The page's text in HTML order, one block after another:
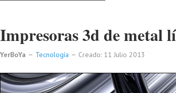
Impresoras 3d de metal
YerBoYa Tecnología Creado: 11 Julio 2013